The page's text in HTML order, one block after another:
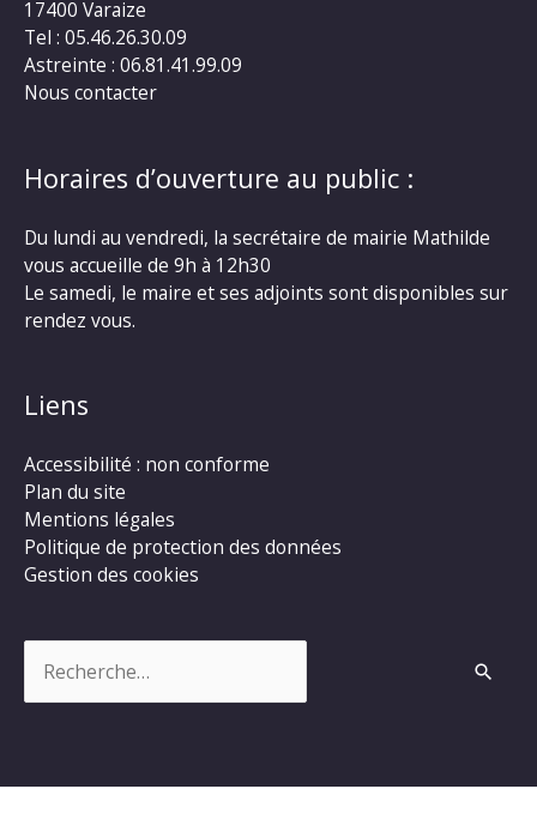
17400 Varaize
Tel : 05.46.26.30.09
Astreinte : 06.81.41.99.09
Nous contacter
Horaires d’ouverture au public :
Du lundi au vendredi, la secrétaire de mairie Mathilde
vous accueille de 9h à 12h30
Le samedi, le maire et ses adjoints sont disponibles sur
rendez vous.
Liens
Accessibilité : non conforme
Plan du site
Mentions légales
Politique de protection des données
Gestion des cookies